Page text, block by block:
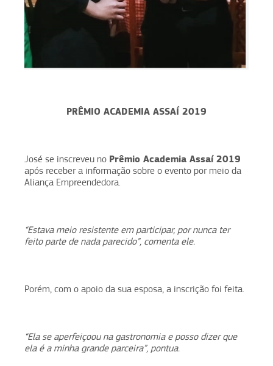
PRÊMIO ACADEMIA ASSAÍ 2019
José se inscreveu no Prêmio Academia Assaí 2019
após receber a informação sobre o evento por meio da
Aliança Empreendedora.
“Estava meio resistente em participar, por nunca ter
feito parte de nada parecido”, comenta ele.
Porém, com o apoio da sua esposa, a inscrição foi feita.
“Ela se aperfeiçoou na gastronomia e posso dizer que
ela é a minha grande parceira”, pontua.